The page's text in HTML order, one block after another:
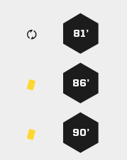
81’
86’
90’